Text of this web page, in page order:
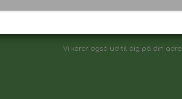
Vores sortiment henvender sig
Vi kører også ud til dig på din